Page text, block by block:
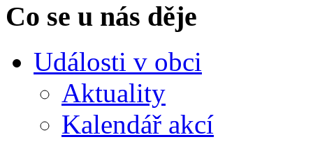
Co se u nás děje
Události v obci
Aktuality
Kalendář akcí